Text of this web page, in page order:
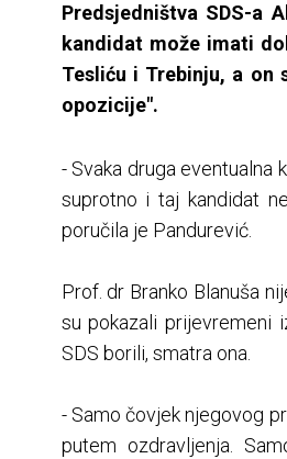
Predsjedništva SDS-a
kandidat može imati
Tesliću i Trebinju, a on
opozicije".
- Svaka druga eventualna
suprotno i taj kandidat
poručila je Pandurević.
Prof. dr Branko Blanuša
su pokazali prijevremeni
SDS borili, smatra ona.
- Samo čovjek njegovog
putem ozdravljenja.